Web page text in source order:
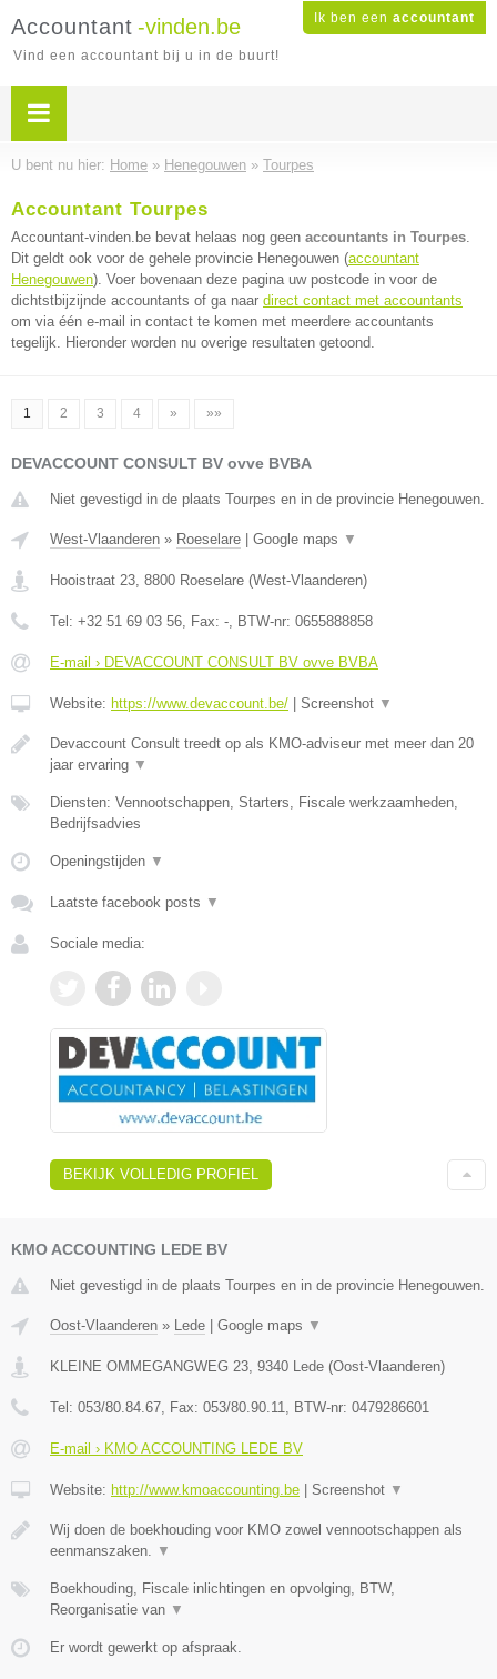
Ik ben een accountant
Accountant -vinden.be
Vind een accountant bij u in de buurt!
U bent nu hier: Home » Henegouwen » Tourpes
Accountant Tourpes
Accountant-vinden.be bevat helaas nog geen accountants in Tourpes.
Dit geldt ook voor de gehele provincie Henegouwen (accountant
Henegouwen). Voer bovenaan deze pagina uw postcode in voor de
dichtstbijzijnde accountants of ga naar direct contact met accountants
om via één e-mail in contact te komen met meerdere accountants
tegelijk. Hieronder worden nu overige resultaten getoond.
1 2 3 4 » »»
DEVACCOUNT CONSULT BV ovve BVBA
Niet gevestigd in de plaats Tourpes en in de provincie Henegouwen.
West-Vlaanderen » Roeselare Google maps ▼
Hooistraat 23, 8800 Roeselare (West-Vlaanderen)
Tel: +32 51 69 03 56, Fax: -, BTW-nr: 0655888858
E-mail › DEVACCOUNT CONSULT BV ovve BVBA
Website: https://www.devaccount.be/ Screenshot ▼
Devaccount Consult treedt op als KMO-adviseur met meer dan 20
jaar ervaring ▼
Diensten: Vennootschappen, Starters, Fiscale werkzaamheden,
Bedrijfsadvies
Openingstijden ▼
Laatste facebook posts ▼
Sociale media:
BEKIJK VOLLEDIG PROFIEL
KMO ACCOUNTING LEDE BV
Niet gevestigd in de plaats Tourpes en in de provincie Henegouwen.
Oost-Vlaanderen » Lede Google maps ▼
KLEINE OMMEGANGWEG 23, 9340 Lede (Oost-Vlaanderen)
Tel: 053/80.84.67, Fax: 053/80.90.11, BTW-nr: 0479286601
E-mail › KMO ACCOUNTING LEDE BV
Website: http://www.kmoaccounting.be Screenshot ▼
Wij doen de boekhouding voor KMO zowel vennootschappen als
eenmanszaken. ▼
Boekhouding, Fiscale inlichtingen en opvolging, BTW,
Reorganisatie van ▼
Er wordt gewerkt op afspraak.